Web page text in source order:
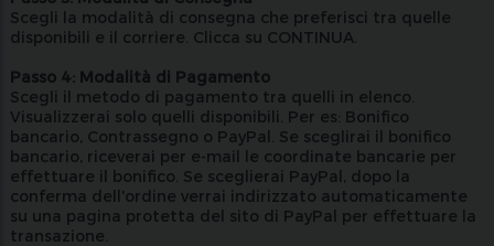
Scegli la modalità di consegna che preferisci tra quelle
disponibili e il corriere. Clicca su CONTINUA.
Passo 4: Modalità di Pagamento
Scegli il metodo di pagamento tra quelli in elenco.
Visualizzerai solo quelli disponibili. Per es: Bonifico
bancario, Contrassegno o PayPal. Se sceglirai il bonifico
bancario, riceverai per e-mail le coordinate bancarie per
effettuare il bonifico. Se sceglierai PayPal, dopo la
conferma dell'ordine verrai indirizzato automaticamente
su una pagina protetta del sito di PayPal per effettuare la
transazione.